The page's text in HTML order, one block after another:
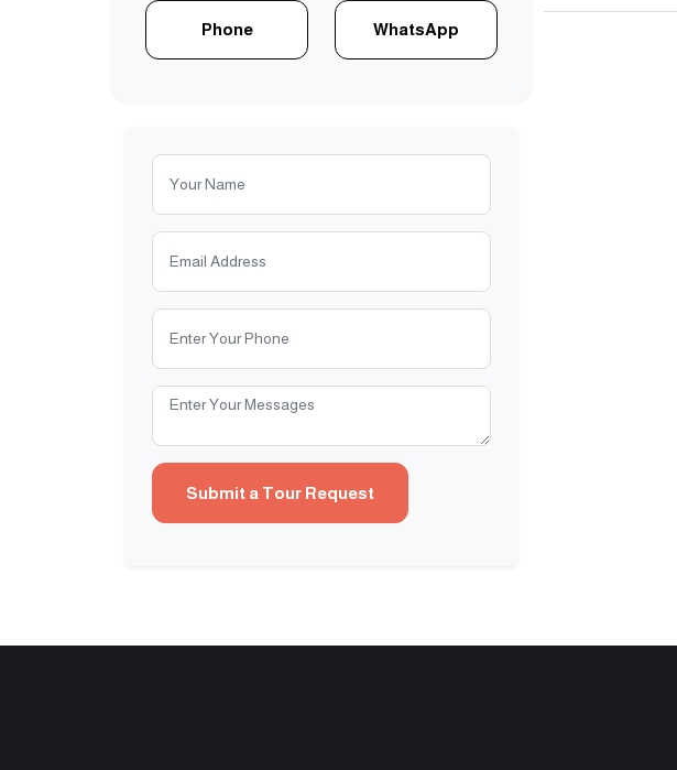
WhatsApp
Phone